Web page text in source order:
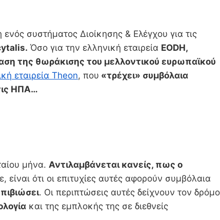
συστήματος Διοίκησης & Ελέγχου για τις
Όσο για την ελληνική εταιρεία EODH,
της θωράκισης του μελλοντικού ευρωπαϊκού
εταιρεία Theon, που «τρέχει» συμβόλαια
ΗΠΑ…
μήνα. Αντιλαμβάνεται κανείς, πως ο
είναι ότι οι επιτυχίες αυτές αφορούν συμβόλαια
. Οι περιπτώσεις αυτές δείχνουν τον δρόμο
και της εμπλοκής της σε διεθνείς